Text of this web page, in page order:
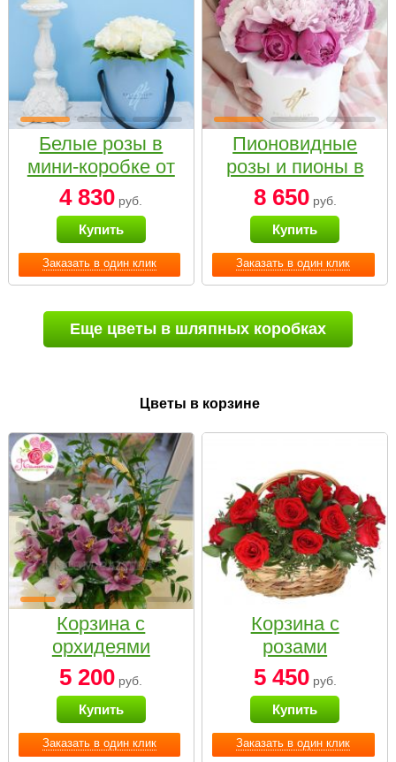
Заказать в один клик
Белые розы в
мини-коробке от
Bella Fiori
4 830 руб.
Купить
Заказать в один клик
Пионовидные
розы и пионы в
белой коробке
Small
8 650руб.
Купить
Еще цветы в шляпных коробках
Цветы в корзине
Заказать в один клик
Корзина с
орхидеями
малая
5 200 руб.
Купить
Заказать в один клик
Корзина с
розами
«Красный
Париж»
5 450руб.
Купить